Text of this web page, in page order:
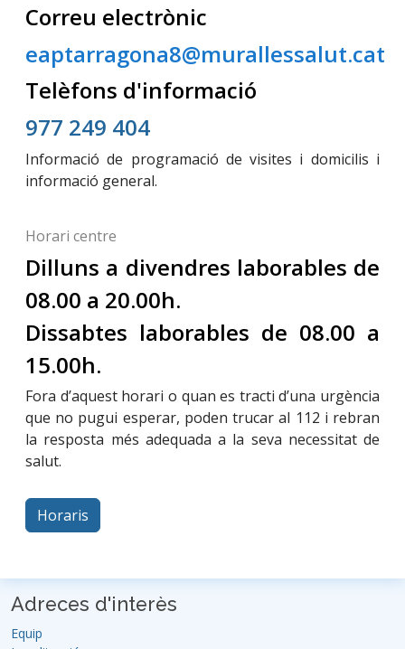
Correu electrònic
eaptarragona8@murallessalut.cat
Telèfons d'informació
977 249 404
Informació de programació de visites i domicilis i
informació general.
Horari centre
Dilluns a divendres laborables de
08.00 a 20.00h.
Dissabtes laborables de 08.00 a
15.00h.
Fora d’aquest horari o quan es tracti d’una urgència
que no pugui esperar, poden trucar al 112 i rebran
la resposta més adequada a la seva necessitat de
salut.
Horaris
Adreces d'interès
Equip